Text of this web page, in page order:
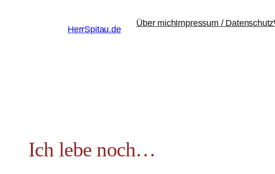
HerrSpitau.de
Über michImpressum / Datenschutz
Ich lebe noch…